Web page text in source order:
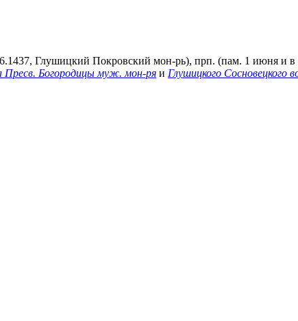
Глушицкий Покровский мон-рь), прп. (пам. 1 июня и
Пресв. Богородицы муж. мон-ря и Глушицкого